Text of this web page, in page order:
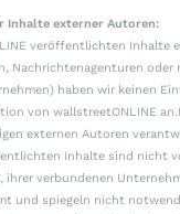
Inhalte externer Autoren:
veröffentlichten Inhalte
Nachrichtenagenturen oder
haben wir keinen
von wallstreetONLINE
externen Autoren
Inhalte sind nicht
ihrer verbundenen
und spiegeln nicht